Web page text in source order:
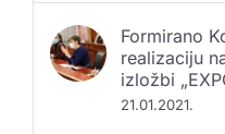
Formirano
realizaciju
izložbi